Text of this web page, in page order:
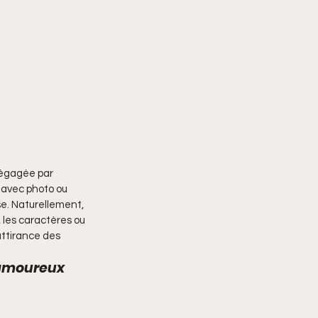
par
photo ou
Naturellement,
caractères ou
des